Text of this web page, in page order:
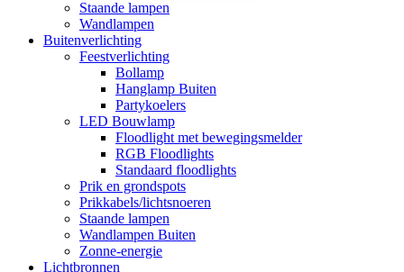
Staande lampen
Wandlampen
Buitenverlichting
Feestverlichting
Bollamp
Hanglamp Buiten
Partykoelers
LED Bouwlamp
Floodlight met bewegingsmelder
RGB Floodlights
Standaard floodlights
Prik en grondspots
Prikkabels/lichtsnoeren
Staande lampen
Wandlampen Buiten
Zonne-energie
Lichtbronnen